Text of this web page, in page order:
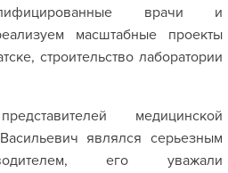
врачи и
масштабные проекты
строительство лаборатории
медицинской
являлся серьезным
его уважали